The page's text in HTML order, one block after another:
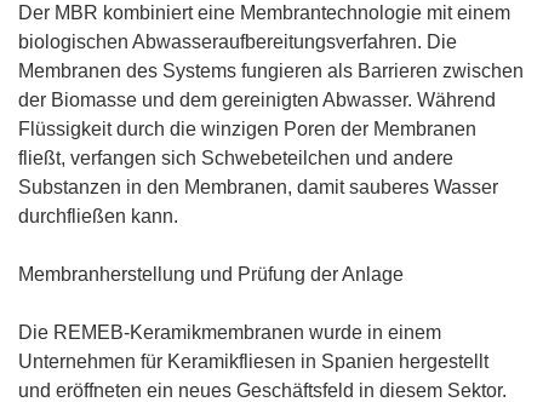
Der MBR kombiniert eine Membrantechnologie mit einem
biologischen Abwasseraufbereitungsverfahren. Die
Membranen des Systems fungieren als Barrieren zwischen
der Biomasse und dem gereinigten Abwasser. Während
Flüssigkeit durch die winzigen Poren der Membranen
fließt, verfangen sich Schwebeteilchen und andere
Substanzen in den Membranen, damit sauberes Wasser
durchfließen kann.
Membranherstellung und Prüfung der Anlage
Die REMEB-Keramikmembranen wurde in einem
Unternehmen für Keramikfliesen in Spanien hergestellt
und eröffneten ein neues Geschäftsfeld in diesem Sektor.